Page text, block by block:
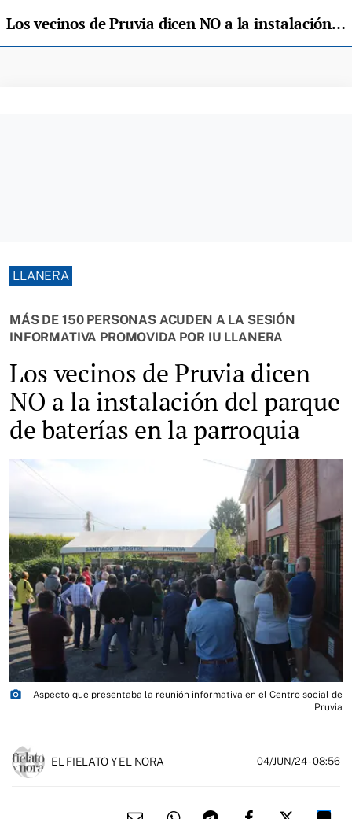
Los vecinos de Pruvia dicen NO a la instalación del parque de baterías en la parroquia
LLANERA
MÁS DE 150 PERSONAS ACUDEN A LA SESIÓN
INFORMATIVA PROMOVIDA POR IU LLANERA
Los vecinos de Pruvia dicen
NO a la instalación del parque
de baterías en la parroquia
photo_camera
Aspecto que presentaba la reunión informativa en el Centro social de
Pruvia
EL FIELATO Y EL NORA 04/JUN/24- 08:56